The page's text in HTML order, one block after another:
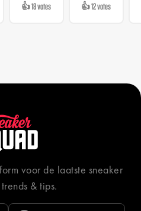
👍 18 votes 👍 12 votes
voor de laatste sneaker
& tips.